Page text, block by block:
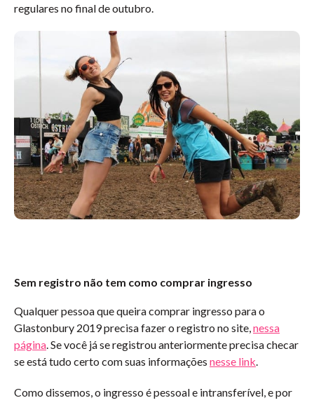
regulares no final de outubro.
Sem registro não tem como comprar ingresso
Qualquer pessoa que queira comprar ingresso para o
Glastonbury 2019 precisa fazer o registro no site,nessa
página. Se você já se registrou anteriormente precisa checar
se está tudo certo com suas informações nesse link.
Como dissemos, o ingresso é pessoal e intransferível, e por